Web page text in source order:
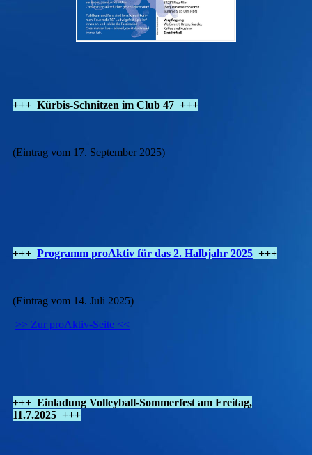
+++ Kürbis-Schnitzen im Club 47 +++
(Eintrag vom 17. September 2025)
+++ Programm proAktiv für das 2. Halbjahr 2025+++
(Eintrag vom 14. Juli 2025)
>> Zur proAktiv-Seite <<
+++ Einladung Volleyball-Sommerfest am Freitag,
11.7.2025 +++